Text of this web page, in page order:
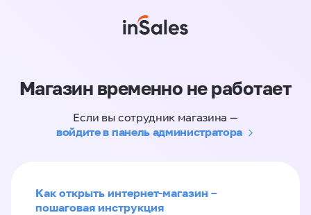
Магазин временно не работает
Если вы сотрудник магазина —
войдите в панель администратора
Как открыть интернет-магазин –
пошаговая инструкция